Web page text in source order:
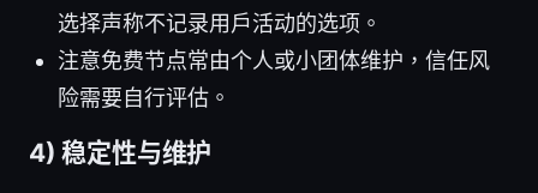
选择声称不记录用户活动的选项。
注意免费节点常由个人或小团体维护，信任风
险需要自行评估。
4) 稳定性与维护